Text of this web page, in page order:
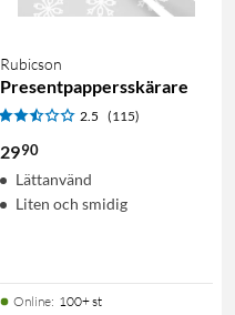
Rubicson
Presentpappersskärare
2.5 (115)
2990
Lättanvänd
Liten och smidig
Online: 100+ st